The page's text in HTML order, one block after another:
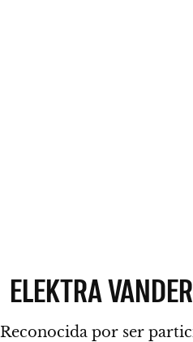
ELEKTRA
Reconocida por ser